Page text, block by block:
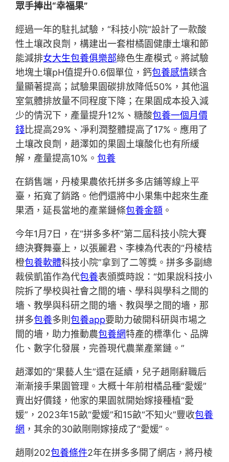
眾手捧出“幸福果”
經過一年的駐扎試驗，“科技小院”設計了一款酸
性土壤改良劑，構建出一套柑橘園健康土壤和節
能減排女大生包養俱樂部綠色生產模式。將試驗
地塊土壤pH值提升0.6個單位，鈣包養感情鎂含
量顯著提高；試驗果園碳排放降低50%，其他溫
室氣體排放量不同程度下降；在果園成本投入減
少的情況下，產量提升12%、糖酸包養一個月價
錢比提高29%、凈利潤整體提高了17%。應用了
土壤改良劑，趙澤如的果園土壤酸化也有所緩
解，產量提高10%。包養
在銷售端，丹棱果農依托拼多多店鋪等線上平
臺，拓寬了銷路。他們還將中小果集中起來生產
果酒，延長當地的產業鏈條包養金額 。
今年1月7日，在“拼多多杯”第二屆科技小院大賽
總決賽舞臺上，以張麗君、李棟為代表的“丹棱桔
橙包養軟體科技小院”拿到了二等獎。拼多多副總
裁侯凱笛作為代包養表頒獎時說：“如果說科技小
院拆了學校與社會之間的墻、學科與學科之間的
墻、教學與科研之間的墻、教與學之間的墻，那
拼多包養多則包養app要助力破開科研與市場之
間的墻，助力推動農包養網特產的標準化、品牌
化、數字化發展，完善現代農業產業鏈。”
趙澤如的“果藝人生”還在延續，兒子趙剛辭職后
漸漸接手果園管理。大概十年前柑橘品種“愛媛”
賣出好價錢，他家的果園就開始嫁接種植“愛
媛”，2023年15畝“愛媛”和15畝“不知火”豐收包養
網 ，其余的30畝剛剛嫁接成了“愛媛”。
趙剛202包養條件2年在拼多多開了網店，將丹棱